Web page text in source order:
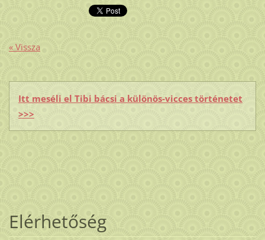
« Vissza
Itt meséli el Tibi bácsi a különös-vicces történetet
>>>
Elérhetőség